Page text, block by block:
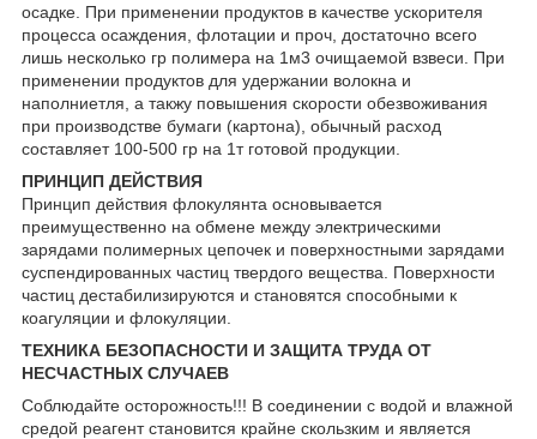
осадке. При применении продуктов в качестве ускорителя
процесса осаждения, флотации и проч, достаточно всего
лишь несколько гр полимера на 1м3 очищаемой взвеси. При
применении продуктов для удержании волокна и
наполниетля, а такжу повышения скорости обезвоживания
при производстве бумаги (картона), обычный расход
составляет 100-500 гр на 1т готовой продукции.
ПРИНЦИП ДЕЙСТВИЯ
Принцип действия флокулянта основывается
преимущественно на обмене между электрическими
зарядами полимерных цепочек и поверхностными зарядами
суспендированных частиц твердого вещества. Поверхности
частиц дестабилизируются и становятся способными к
коагуляции и флокуляции.
ТЕХНИКА БЕЗОПАСНОСТИ И ЗАЩИТА ТРУДА ОТ
НЕСЧАСТНЫХ СЛУЧАЕВ
Соблюдайте осторожность!!! В соединении с водой и влажной
средой реагент становится крайне скользким и является